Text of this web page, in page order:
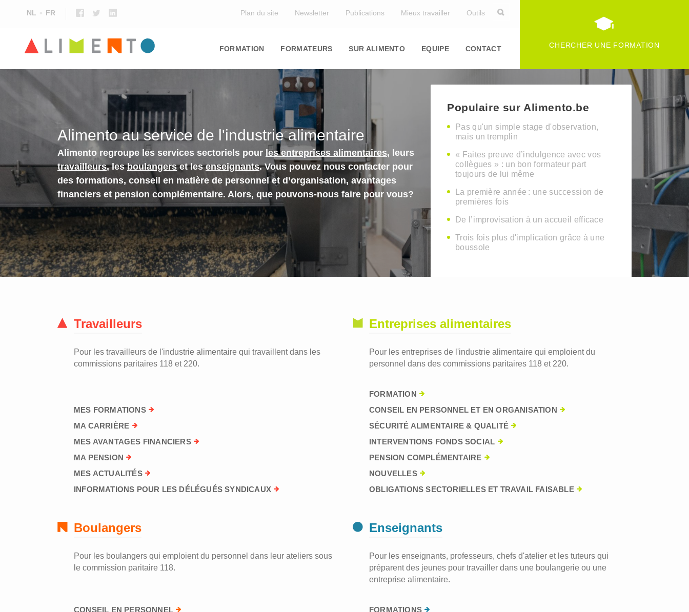
NL FR Plan du site Newsletter Publications Mieux travailler Outils
navigation
FORMATION FORMATEURS SUR ALIMENTO EQUIPE CONTACT CHERCHER UNE FORMATION
Alimento au service de l'industrie alimentaire
Alimento regroupe les services sectoriels pour les entreprises alimentaires, leurs
travailleurs, lesboulangerset lesenseignants. Vous pouvez nous contacter pour
des formations, conseil en matière de personnel et d’organisation, avantages
financiers et pension complémentaire. Alors, que pouvons-nous faire pour vous?
Populaire sur Alimento.be
Pas qu'un simple stage d'observation,
mais un tremplin
« Faites preuve d’indulgence avec vos
collègues » : un bon formateur part
toujours de lui même
La première année : une succession de
premières fois
De l’improvisation à un accueil efficace
Trois fois plus d'implication grâce à une
boussole
Travailleurs
Pour les travailleurs de l'industrie alimentaire qui travaillent dans les
commissions paritaires 118 et 220.
MES FORMATIONS
MA CARRIÈRE
MES AVANTAGES FINANCIERS
MA PENSION
MES ACTUALITÉS
INFORMATIONS POUR LES DÉLÉGUÉS SYNDICAUX
Entreprises alimentaires
Pour les entreprises de l'industrie alimentaire qui emploient du
personnel dans des commissions paritaires 118 et 220.
FORMATION
CONSEIL EN PERSONNEL ET EN ORGANISATION
SÉCURITÉ ALIMENTAIRE & QUALITÉ
INTERVENTIONS FONDS SOCIAL
PENSION COMPLÉMENTAIRE
NOUVELLES
OBLIGATIONS SECTORIELLES ET TRAVAIL FAISABLE
Boulangers
Pour les boulangers qui emploient du personnel dans leur ateliers sous
le commission paritaire 118.
CONSEIL EN PERSONNEL
Enseignants
Pour les enseignants, professeurs, chefs d'atelier et les tuteurs qui
préparent des jeunes pour travailler dans une boulangerie ou une
entreprise alimentaire.
FORMATIONS